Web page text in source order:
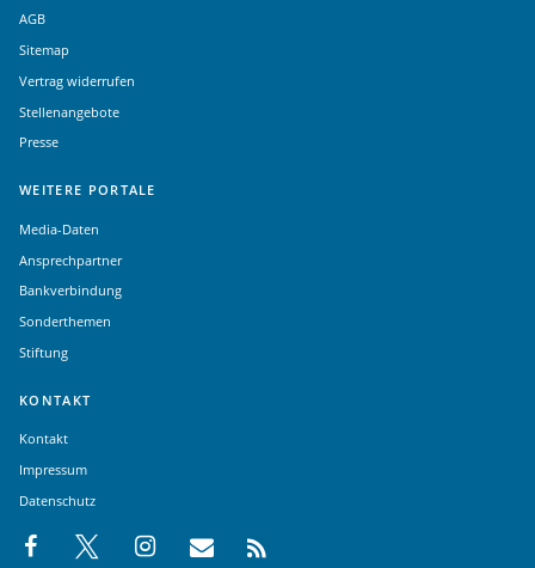
AGB
Sitemap
Vertrag widerrufen
Stellenangebote
Presse
WEITERE PORTALE
Media-Daten
Ansprechpartner
Bankverbindung
Sonderthemen
Stiftung
KONTAKT
Kontakt
Impressum
Datenschutz